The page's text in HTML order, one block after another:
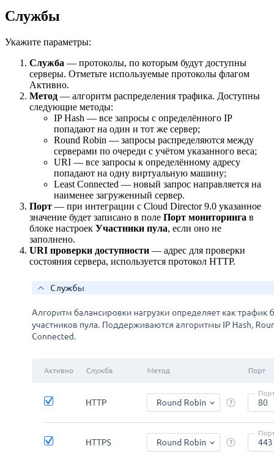
Службы
Укажите параметры:
Служба — протоколы, по которым будут доступны
серверы. Отметьте используемые протоколы флагом
Активно.
Метод — алгоритм распределения трафика. Доступны
следующие методы:
IP Hash — все запросы с определённого IP
попадают на один и тот же сервер;
Round Robin — запросы распределяются между
серверами по очереди с учётом указанного веса;
URI — все запросы к определённому адресу
попадают на одну виртуальную машину;
Least Connected — новый запрос направляется на
наименее загруженный сервер.
Порт — при интеграции с Cloud Director 9.0 указанное
значение будет записано в поле Порт мониторинга в
блоке настроек Участники пула, если оно не
заполнено.
URI проверки доступности — адрес для проверки
состояния сервера, используется протокол HTTP.